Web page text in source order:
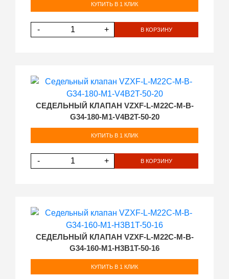
КУПИТЬ В 1 КЛИК
- + В КОРЗИНУ
СЕДЕЛЬНЫЙ КЛАПАН VZXF-L-M22C-M-B-
G34-180-M1-V4B2T-50-20
КУПИТЬ В 1 КЛИК
- + В КОРЗИНУ
СЕДЕЛЬНЫЙ КЛАПАН VZXF-L-M22C-M-B-
G34-160-M1-H3B1T-50-16
КУПИТЬ В 1 КЛИК